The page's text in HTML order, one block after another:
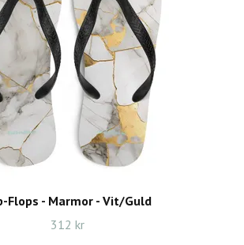
Flops - Marmor - Vit/Guld
312 kr